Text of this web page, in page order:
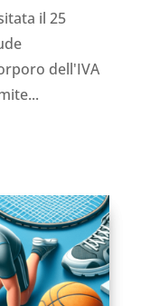
il 25
dell'IVA